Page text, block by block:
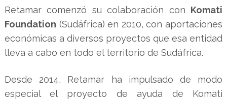
Retamar comenzó su colaboración con Komati
Foundation (Sudáfrica) en 2010, con aportaciones
económicas a diversos proyectos que esa entidad
lleva a cabo en todo el territorio de Sudáfrica.
Desde 2014, Retamar ha impulsado de modo
especial el proyecto de ayuda de Komati